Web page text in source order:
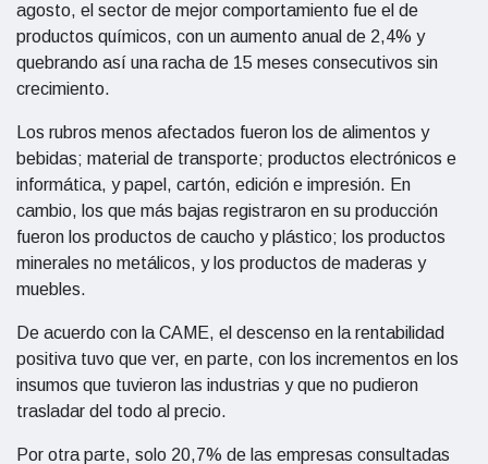
agosto, el sector de mejor comportamiento fue el de
productos químicos, con un aumento anual de 2,4% y
quebrando así una racha de 15 meses consecutivos sin
crecimiento.
Los rubros menos afectados fueron los de alimentos y
bebidas; material de transporte; productos electrónicos e
informática, y papel, cartón, edición e impresión. En
cambio, los que más bajas registraron en su producción
fueron los productos de caucho y plástico; los productos
minerales no metálicos, y los productos de maderas y
muebles.
De acuerdo con la CAME, el descenso en la rentabilidad
positiva tuvo que ver, en parte, con los incrementos en los
insumos que tuvieron las industrias y que no pudieron
trasladar del todo al precio.
Por otra parte, solo 20,7% de las empresas consultadas